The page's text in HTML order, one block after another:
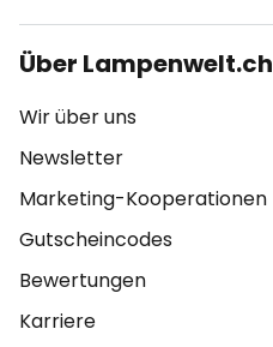
Über Lampenwelt.ch
Wir über uns
Newsletter
Marketing-Kooperationen
Gutscheincodes
Bewertungen
Karriere